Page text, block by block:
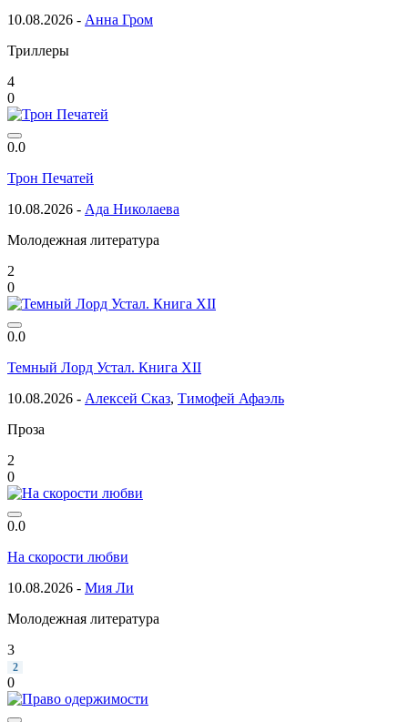
10.08.2026 - Анна Гром
Триллеры
4
0
0.0
Трон Печатей
10.08.2026 - Ада Николаева
Молодежная литература
2
0
0.0
Темный Лорд Устал. Книга XII
10.08.2026 - Алексей Сказ, Тимофей Афаэль
Проза
2
0
0.0
На скорости любви
10.08.2026 - Мия Ли
Молодежная литература
3
2
0